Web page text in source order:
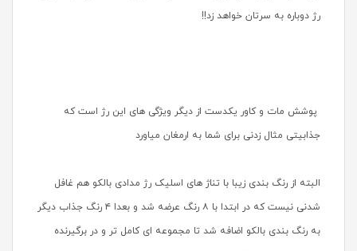
رژ دوباره به سرتان خواهد زد!!
پوشش مات و کاور یکدست از دیگر ویژگی های این رژ است که
جذابیتی مثال زدنی برای شما به ارمغان میاورد
البته از رنگ بندی زیبا با تناژ های اسلیک رژ مدادی بالکو هم غافل
شدنی نیست که در ابتدا با ۸ رنگ عرضه شد و بعدا ۴ رنگ جذاب دیگر
به رنگ بندی بالکو اضافه شد تا مجموعه ای کامل تر و در برگیرنده